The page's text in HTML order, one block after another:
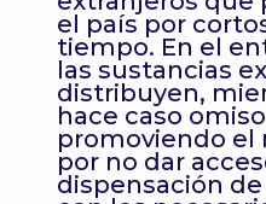
el país por
tiempo. En el
las sustancias
distribuyen,
hace caso
promoviendo el
por no dar
dispensación